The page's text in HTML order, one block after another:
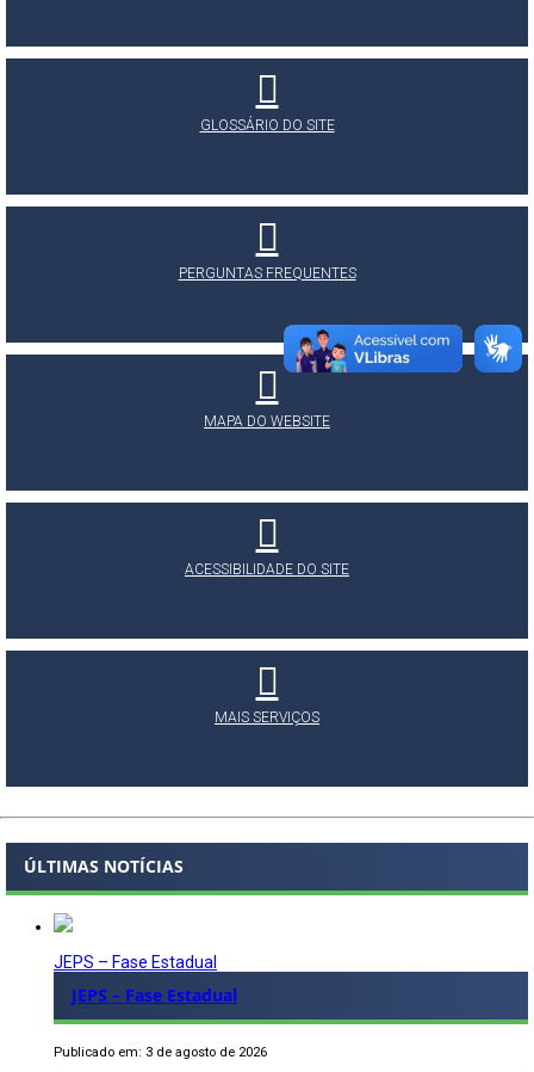
GLOSSÁRIO DO SITE
PERGUNTAS FREQUENTES
MAPA DO WEBSITE
ACESSIBILIDADE DO SITE
MAIS SERVIÇOS
ÚLTIMAS NOTÍCIAS
JEPS – Fase Estadual
JEPS – Fase Estadual
Publicado em: 3 de agosto de 2026